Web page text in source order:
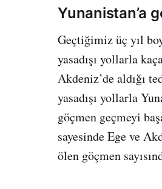
Yunanistan’a
Geçtiğimiz üç yıl
yasadışı yollarla
Akdeniz’de aldığı
yasadışı yollarla
göçmen geçmeyi
sayesinde Ege ve
ölen göçmen